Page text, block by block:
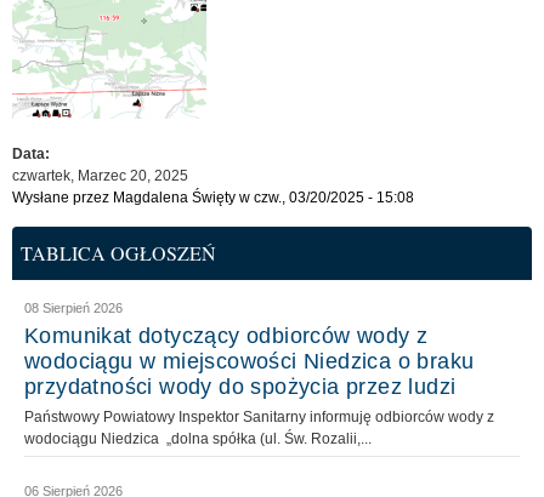
Data:
czwartek, Marzec 20, 2025
Wysłane przez Magdalena Święty w czw., 03/20/2025 - 15:08
TABLICA OGŁOSZEŃ
08 Sierpień 2026
Komunikat dotyczący odbiorców wody z
wodociągu w miejscowości Niedzica o braku
przydatności wody do spożycia przez ludzi
Państwowy Powiatowy Inspektor Sanitarny informuję odbiorców wody z
wodociągu Niedzica „dolna spółka (ul. Św. Rozalii,...
06 Sierpień 2026